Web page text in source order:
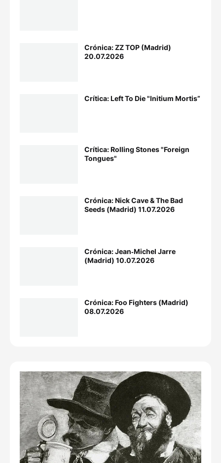
Crónica: ZZ TOP (Madrid)
20.07.2026
Crítica: Left To Die "Initium Mortis”
Crítica: Rolling Stones "Foreign
Tongues"
Crónica: Nick Cave & The Bad
Seeds (Madrid) 11.07.2026
Crónica: Jean‐Michel Jarre
(Madrid) 10.07.2026
Crónica: Foo Fighters (Madrid)
08.07.2026